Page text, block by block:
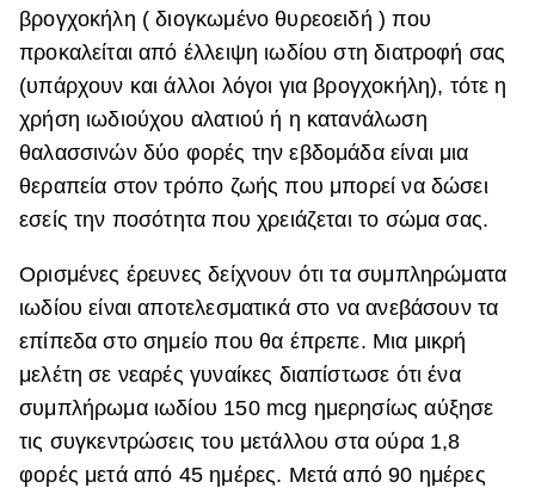
βρογχοκήλη ( διογκωμένο θυρεοειδή ) που
προκαλείται από έλλειψη ιωδίου στη διατροφή σας
(υπάρχουν και άλλοι λόγοι για βρογχοκήλη), τότε η
χρήση ιωδιούχου αλατιού ή η κατανάλωση
θαλασσινών δύο φορές την εβδομάδα είναι μια
θεραπεία στον τρόπο ζωής που μπορεί να δώσει
εσείς την ποσότητα που χρειάζεται το σώμα σας.
Ορισμένες έρευνες δείχνουν ότι τα συμπληρώματα
ιωδίου είναι αποτελεσματικά στο να ανεβάσουν τα
επίπεδα στο σημείο που θα έπρεπε. Μια μικρή
μελέτη σε νεαρές γυναίκες διαπίστωσε ότι ένα
συμπλήρωμα ιωδίου 150 mcg ημερησίως αύξησε
τις συγκεντρώσεις του μετάλλου στα ούρα 1,8
φορές μετά από 45 ημέρες. Μετά από 90 ημέρες